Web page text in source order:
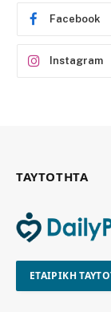
Facebook
Instagram
ΤΑΥΤΟΤΗΤΑ
ΕΤΑΙΡΙΚΗ